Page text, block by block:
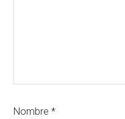
Nombre*